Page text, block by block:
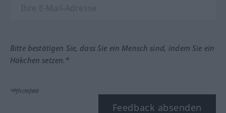
Bitte bestätigen Sie, dass Sie ein Mensch sind, indem Sie ein
Häkchen setzen.*
*Pflichtfeld
Feedback absenden